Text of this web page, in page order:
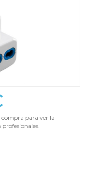
compra para ver la